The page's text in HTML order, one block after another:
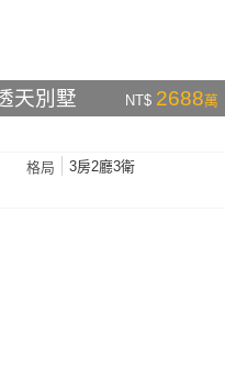
天別墅 NT$ 2688萬
格局
3房2廳3衛